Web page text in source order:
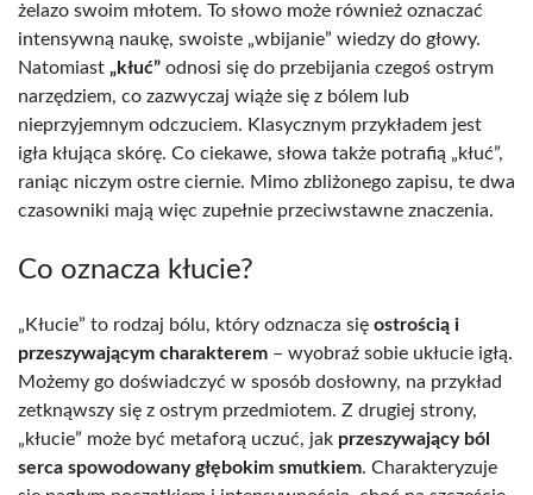
żelazo swoim młotem. To słowo może również oznaczać
intensywną naukę, swoiste „wbijanie” wiedzy do głowy.
Natomiast „kłuć” odnosi się do przebijania czegoś ostrym
narzędziem, co zazwyczaj wiąże się z bólem lub
nieprzyjemnym odczuciem. Klasycznym przykładem jest
igła kłująca skórę. Co ciekawe, słowa także potrafią „kłuć”,
raniąc niczym ostre ciernie. Mimo zbliżonego zapisu, te dwa
czasowniki mają więc zupełnie przeciwstawne znaczenia.
Co oznacza kłucie?
„Kłucie” to rodzaj bólu, który odznacza się ostrością i
przeszywającym charakterem – wyobraź sobie ukłucie igłą.
Możemy go doświadczyć w sposób dosłowny, na przykład
zetknąwszy się z ostrym przedmiotem. Z drugiej strony,
„kłucie” może być metaforą uczuć, jak przeszywający ból
serca spowodowany głębokim smutkiem. Charakteryzuje